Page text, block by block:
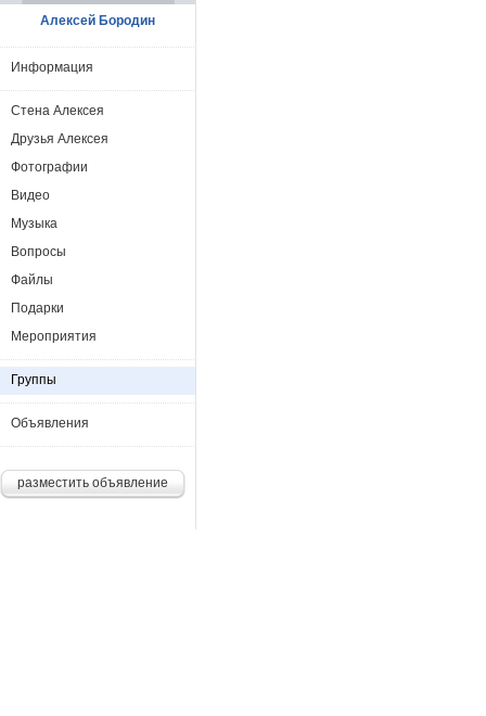
Алексей Бородин
Информация
Стена Алексея
Друзья Алексея
Фотографии
Видео
Музыка
Вопросы
Файлы
Подарки
Мероприятия
Группы
Объявления
разместить объявление